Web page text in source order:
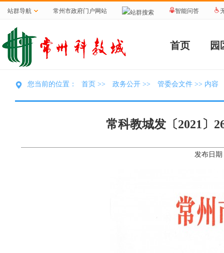
站群导航 常州市政府门户网站 站群搜索 智能问答
首页 园
您当前的位置： 首页 >> 政务公开 >> 管委会文件 >> 内容
常科教城发〔2021〕
发布日